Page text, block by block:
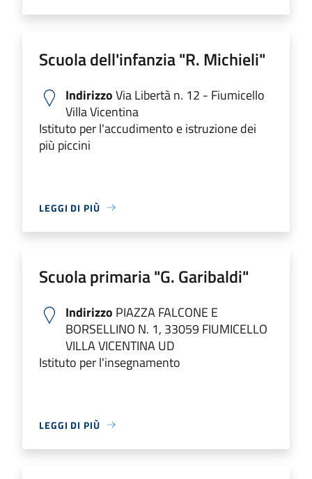
Scuola dell'infanzia "R. Michieli"
IndirizzoVia Libertà n. 12 - Fiumicello
Villa Vicentina
Istituto per l'accudimento e istruzione dei
più piccini
LEGGI DI PIÙ
Scuola primaria "G. Garibaldi"
Indirizzo PIAZZA FALCONE E
BORSELLINO N. 1, 33059 FIUMICELLO
VILLA VICENTINA UD
Istituto per l'insegnamento
LEGGI DI PIÙ